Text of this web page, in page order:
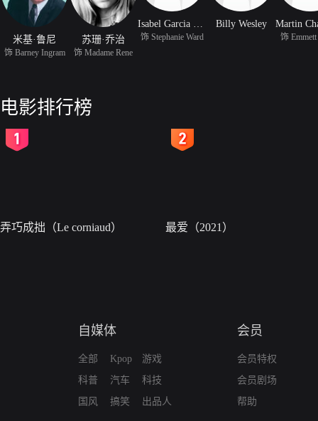
米基·鲁尼
饰 Barney Ingram
苏珊·乔治
饰 Madame Rene
Isabel Garcia Lorca
饰 Stephanie Ward
Billy Wesley
饰
电影排行榜
弄巧成拙（Le corniaud） 最爱（2021）
自媒体
全部
科普
国风
Kpop
汽车
搞笑
游戏
科技
出品人
会员
会员特权
会员剧场
帮助